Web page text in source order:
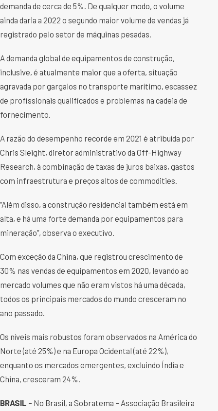
demanda de cerca de 5%. De qualquer modo, o volume
ainda daria a 2022 o segundo maior volume de vendas já
registrado pelo setor de máquinas pesadas.
A demanda global de equipamentos de construção,
inclusive, é atualmente maior que a oferta, situação
agravada por gargalos no transporte marítimo, escassez
de profissionais qualificados e problemas na cadeia de
fornecimento.
A razão do desempenho recorde em 2021 é atribuída por
Chris Sleight, diretor administrativo da Off-Highway
Research, à combinação de taxas de juros baixas, gastos
com infraestrutura e preços altos de commodities.
“Além disso, a construção residencial também está em
alta, e há uma forte demanda por equipamentos para
mineração”, observa o executivo.
Com exceção da China, que registrou crescimento de
30% nas vendas de equipamentos em 2020, levando ao
mercado volumes que não eram vistos há uma década,
todos os principais mercados do mundo cresceram no
ano passado.
Os níveis mais robustos foram observados na América do
Norte (até 25%) e na Europa Ocidental (até 22%),
enquanto os mercados emergentes, excluindo Índia e
China, cresceram 24%.
BRASIL – No Brasil, a Sobratema – Associação Brasileira